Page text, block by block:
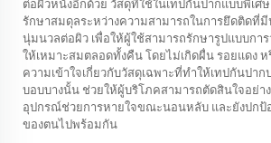
ต่อผิวหนังอีกด้วย วัสดุที่ใช้ในเทปกันปากแบบพิเศ
รักษาสมดุลระหว่างความสามารถในการยึดติดที่
นุ่มนวลต่อผิว เพื่อให้ผู้ใช้สามารถรักษารูปแบบกา
ให้เหมาะสมตลอดทั้งคืน โดยไม่เกิดผื่น รอยแดง
ความเข้าใจเกี่ยวกับวัสดุเฉพาะที่ทำให้เทปกันปา
บอบบางนั้น ช่วยให้ผู้บริโภคสามารถตัดสินใจอย่า
อุปกรณ์ช่วยการหายใจขณะนอนหลับ และยังปกป้
ของตนไปพร้อมกัน